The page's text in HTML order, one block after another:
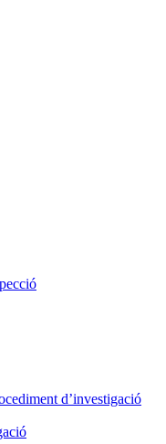
d’investigació